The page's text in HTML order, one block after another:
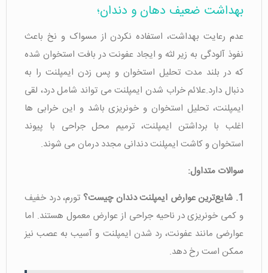
بهداشت ضعیف دهان و دندان؛
عدم رعایت بهداشت، استفاده نکردن از مسواک و نخ باعث
نفوذ آلودگی به زیر لثه و ایجاد عفونت در بافت استخوان شده
که در بلند مدت تحلیل استخوان و پس زدن ایمپلنت را به
دنبال دارد.علائم خراب شدن ایمپلنت می تواند شامل درد، لقی
ایمپلنت، تحلیل استخوان و خونریزی باشد و این خرابی ها
اغلب با برداشتن ایمپلنت، ترمیم محل جراحی با پیوند
استخوان و کاشت ایمپلنت دندانی مجدد درمان می شوند.
سوالات متداول:
1. شایع‌ترین عوارض ایمپلنت دندان چیست؟
تورم، درد خفیف
و کمی خونریزی در ناحیه جراحی از عوارض معمول هستند. اما
عوارضی مانند عفونت، رد شدن ایمپلنت و آسیب به عصب نیز
ممکن است رخ دهد.